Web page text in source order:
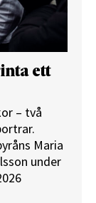
ett
– två
Maria
under